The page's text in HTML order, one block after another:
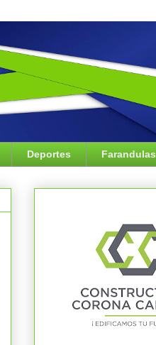
Deportes Farandulas